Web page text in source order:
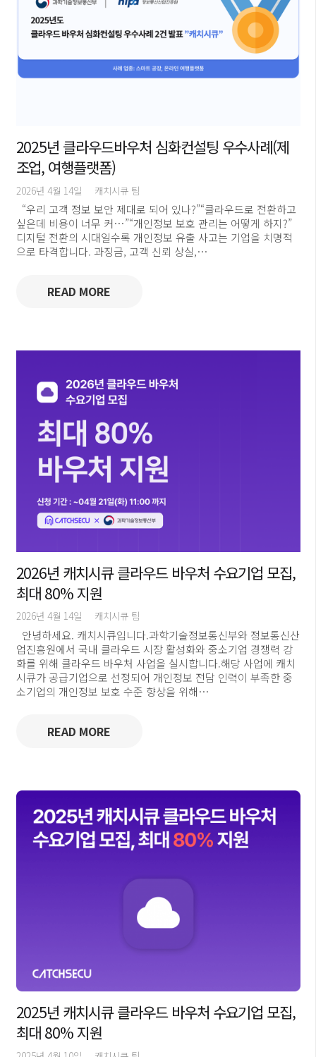
2025년 클라우드바우처 심화컨설팅 우수사례(제
조업, 여행플랫폼)
2026년 4월 14일 캐치시큐 팀
“우리 고객 정보 보안 제대로 되어 있나?”“클라우드로 전환하고
싶은데 비용이 너무 커…”“개인정보 보호 관리는 어떻게 하지?”
디지털 전환의 시대일수록 개인정보 유출 사고는 기업을 치명적
으로 타격합니다. 과징금, 고객 신뢰 상실,…
READ MORE
2026년 캐치시큐 클라우드 바우처 수요기업 모집,
최대 80% 지원
2026년 4월 14일 캐치시큐 팀
안녕하세요. 캐치시큐입니다.과학기술정보통신부와 정보통신산
업진흥원에서 국내 클라우드 시장 활성화와 중소기업 경쟁력 강
화를 위해 클라우드 바우처 사업을 실시합니다.해당 사업에 캐치
시큐가 공급기업으로 선정되어 개인정보 전담 인력이 부족한 중
소기업의 개인정보 보호 수준 향상을 위해…
READ MORE
2025년 캐치시큐 클라우드 바우처 수요기업 모집,
최대 80% 지원